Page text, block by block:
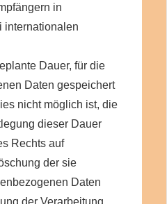
in
internationalen
Dauer, für die
Daten gespeichert
nicht möglich ist, die
dieser Dauer
Rechts auf
der sie
Daten
der Verarbeitung